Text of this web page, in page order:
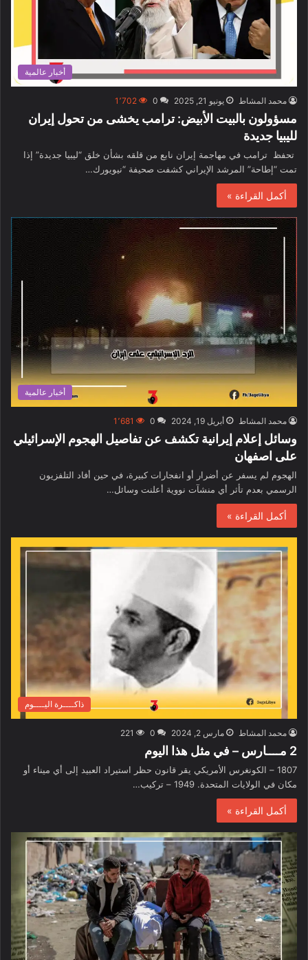
أخبار عالمية
محمد المشاط يونيو 21, 2025 0 1٬702
مسؤولون بالبيت الأبيض: ترامب يخشى من تحول إيران
لليبيا جديدة
تحفظ ترامب في مهاجمة إيران نابع من قلقه بشأن خلق “ليبيا جديدة” إذا
تمت “إطاحة” المرشد الإيراني كشفت صحيفة “نيويورك…
أكمل القراءة »
أخبار عالمية
محمد المشاط أبريل 19, 2024 0 1٬681
وسائل إعلام إيرانية تكشف عن تفاصيل الهجوم الإسرائيلي
على اصفهان
الهجوم لم يسفر عن أضرار أو انفجارات كبيرة، في حين أفاد التلفزيون
الرسمي بعدم تأثر أي منشآت نووية أعلنت وسائل…
أكمل القراءة »
ذاكــــرة اليــــوم
محمد المشاط مارس 2, 2024 0
221
2 مــــارس – في مثل هذا اليوم
1807 – الكونغرس الأمريكي يقر قانون حظر استيراد العبيد إلى أي ميناء أو
مكان في الولايات المتحدة. 1949 – تركيب…
أكمل القراءة »